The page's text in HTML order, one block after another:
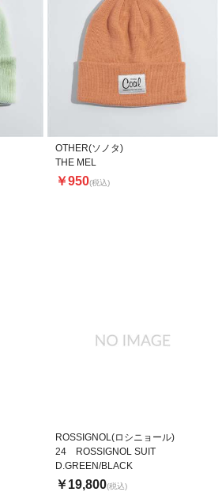
OTHER(ソノタ)
THE MEL
￥950(税込)
ROSSIGNOL(ロシニョール)
24 ROSSIGNOL SUIT
D.GREEN/BLACK
￥19,800(税込)